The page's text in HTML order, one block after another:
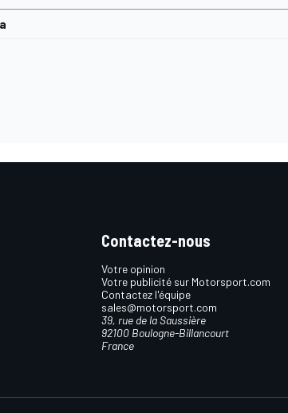
Contactez-nous
Votre opinion
Votre publicité sur Motorsport.com
Contactez l'équipe
sales@motorsport.com
39, rue de la Saussière
92100 Boulogne-Billancourt
France